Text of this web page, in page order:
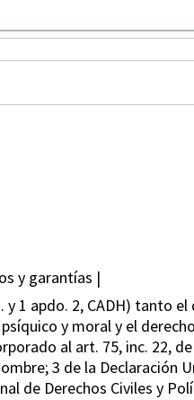
y garantías |
y 1 apdo. 2, CADH) tanto
y moral y el
al art. 75, inc. 22,
3 de la Declaración
de Derechos Civiles y